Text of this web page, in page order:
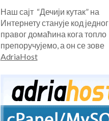
Наш сајт “Дечији кутак” на
Интернету станује код једног
правог домаћина кога топло
препоручујемо, а он се зове
AdriaHost